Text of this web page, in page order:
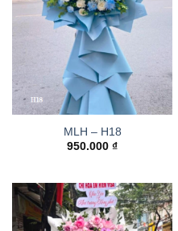
MLH – H18
950.000 ₫